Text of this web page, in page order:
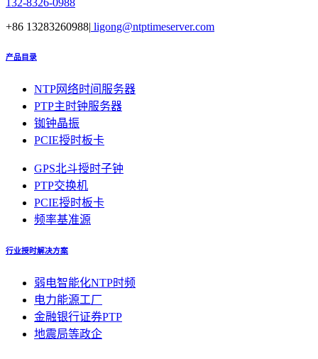
132-8326-0988
+86 13283260988| ligong@ntptimeserver.com
产品目录
NTP网络时间服务器
PTP主时钟服务器
铷钟晶振
PCIE授时板卡
GPS北斗授时子钟
PTP交换机
PCIE授时板卡
频率基准源
行业授时解决方案
弱电智能化NTP时频
电力能源工厂
金融银行证券PTP
地震局等政企